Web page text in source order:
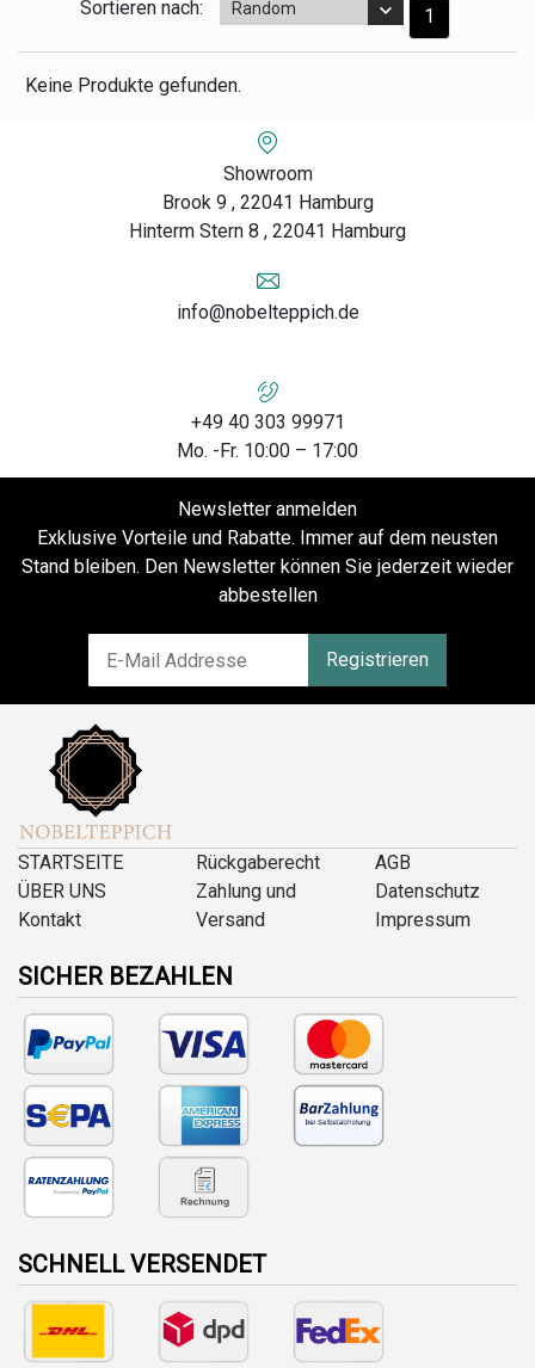
Sortieren nach: Random 1
Keine Produkte gefunden.
Showroom
Brook 9 , 22041 Hamburg
Hinterm Stern 8 , 22041 Hamburg
info@nobelteppich.de
+49 40 303 99971
Mo. -Fr. 10:00 – 17:00
Newsletter anmelden
Exklusive Vorteile und Rabatte. Immer auf dem neusten
Stand bleiben. Den Newsletter können Sie jederzeit wieder
abbestellen
Registrieren
STARTSEITE
ÜBER UNS
Kontakt
Rückgaberecht
Zahlung und
Versand
AGB
Datenschutz
Impressum
SICHER BEZAHLEN
SCHNELL VERSENDET